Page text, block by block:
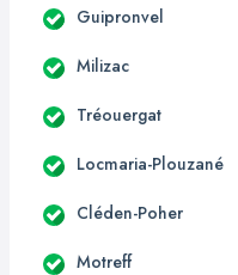
Guipronvel
Milizac
Tréouergat
Locmaria-Plouzané
Cléden-Poher
Motreff